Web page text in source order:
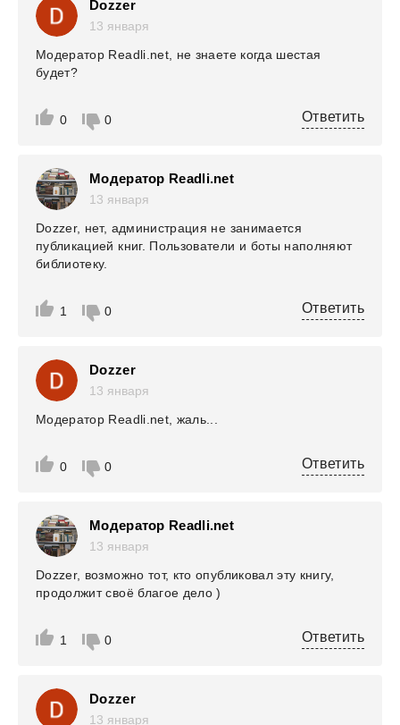
Dozzer
13 января
0 0
Модератор Readli.net, не знаете когда шестая
будет?
Ответить
Модератор Readli.net
13 января
1 0
Dozzer, нет, администрация не занимается
публикацией книг. Пользователи и боты наполняют
библиотеку.
Ответить
Dozzer
13 января
0 0
Модератор Readli.net, жаль...
Ответить
Модератор Readli.net
13 января
1 0
Dozzer, возможно тот, кто опубликовал эту книгу,
продолжит своё благое дело )
Ответить
Dozzer
13 января